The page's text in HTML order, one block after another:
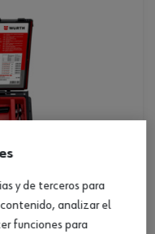
y de terceros para
analizar el
funciones para